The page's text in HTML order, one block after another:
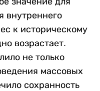
внутреннего
к историческому
возрастает.
не только
массовых
сохранность